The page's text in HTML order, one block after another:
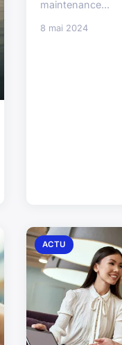
maintenance...
8 mai 2024
ACTU